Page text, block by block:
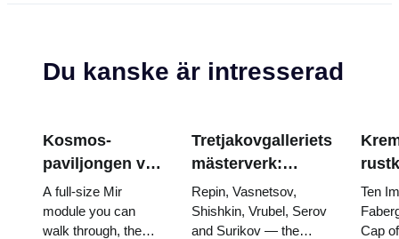
Du kanske är intresserad
Kosmos-
paviljongen vid
VDNKh: Inuti
Rysslands
största
A full-size Mir
module you can
walk through, the
Tretjakovgalleriets
mästerverk:
målningarna som
är värda att
planera kring
Repin, Vasnetsov,
Shishkin, Vrubel, Serov
and Surikov — the
Ten
Cap